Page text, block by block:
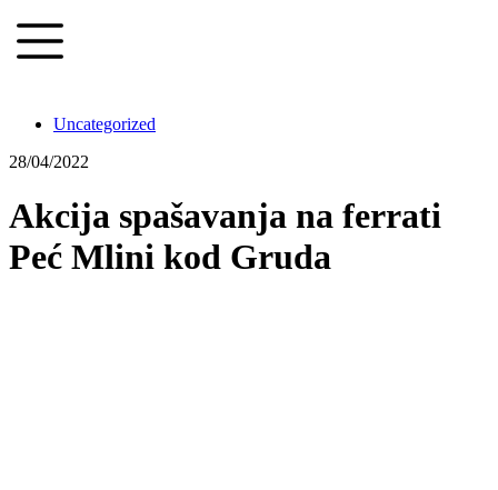
Uncategorized
28/04/2022
Akcija spašavanja na ferrati
Peć Mlini kod Gruda